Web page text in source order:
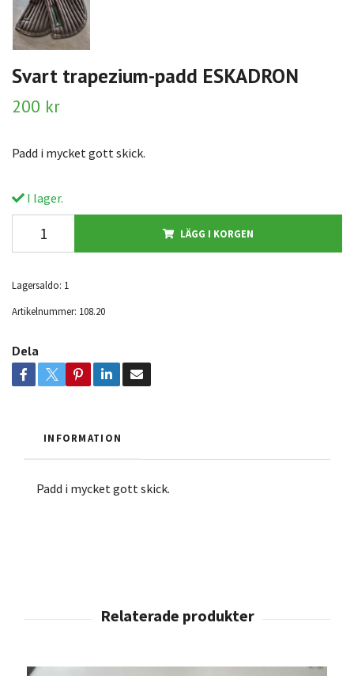
Svart trapezium-padd ESKADRON
200 kr
Padd i mycket gott skick.
I lager.
LÄGG I KORGEN
Lagersaldo: 1
Artikelnummer: 108.20
Dela
INFORMATION
Padd i mycket gott skick.